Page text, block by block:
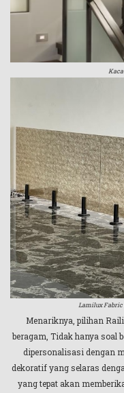
Lamilux Fabric
Menariknya, pilihan
beragam, Tidak hanya soal
dipersonalisasi dengan
dekoratif yang selaras
yang tepat akan